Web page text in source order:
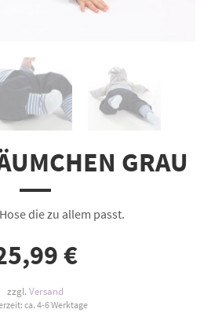
GRAU
die zu allem passt.
€
zzgl. Versand
ca. 4-6 Werktage